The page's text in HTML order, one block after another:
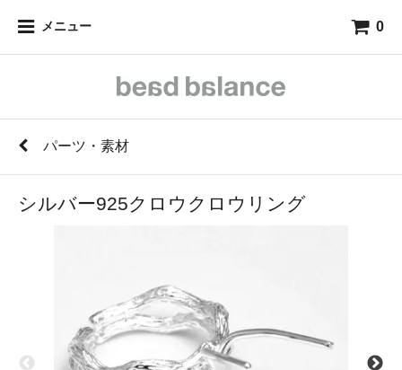
メニュー 0
パーツ・素材
シルバー925クロウクロウリング